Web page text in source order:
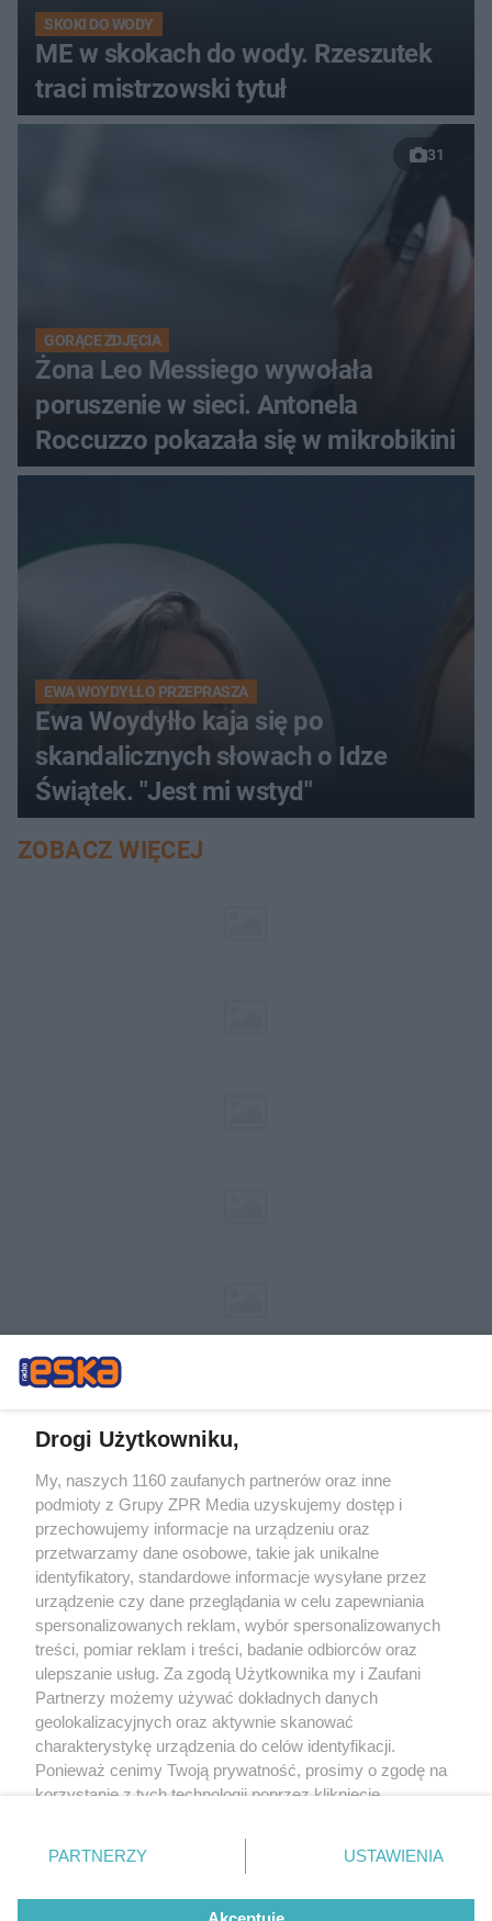
SKOKI DO WODY
ME w skokach do wody. Rzeszutek
traci mistrzowski tytuł
31
GORĄCE ZDJĘCIA
Żona Leo Messiego wywołała
poruszenie w sieci. Antonela
Roccuzzo pokazała się w mikrobikini
EWA WOYDYŁŁO PRZEPRASZA
Ewa Woydyłło kaja się po
skandalicznych słowach o Idze
Świątek. "Jest mi wstyd"
ZOBACZ WIĘCEJ
Żaden utwór zamieszczony w serwisie nie może być powielany i
rozpowszechniany lub dalej rozpowszechniany w jakikolwiek sposób (w
tym także elektroniczny lub mechaniczny) na jakimkolwiek polu
eksploatacji w jakiejkolwiek formie, włącznie z umieszczaniem w Internecie
bez pisemnej zgody właściciela praw. Jakiekolwiek użycie lub
wykorzystanie utworów w całości lub w części z naruszeniem prawa, tzn.
bez właściwej zgody, jest zabronione pod groźbą kary i może być ścigane
prawnie.
O nas
Drogi Użytkowniku,
My, naszych 1160 zaufanych partnerów oraz inne
podmioty z Grupy ZPR Media uzyskujemy dostęp i
przechowujemy informacje na urządzeniu oraz
przetwarzamy dane osobowe, takie jak unikalne
identyfikatory, standardowe informacje wysyłane przez
urządzenie czy dane przeglądania w celu zapewniania
spersonalizowanych reklam, wybór spersonalizowanych
treści, pomiar reklam i treści, badanie odbiorców oraz
ulepszanie usług. Za zgodą Użytkownika my i Zaufani
Partnerzy możemy używać dokładnych danych
geolokalizacyjnych oraz aktywnie skanować
charakterystykę urządzenia do celów identyfikacji.
Ponieważ cenimy Twoją prywatność, prosimy o zgodę na
korzystanie z tych technologii poprzez kliknięcie
zmienić/wycofać klikając przycisk ustawień prywatności
znajdujący się w lewym dolnym rogu strony
rodzaje przetwarzania danych nie wymagają zgody
PARTNERZY USTAWIENIA